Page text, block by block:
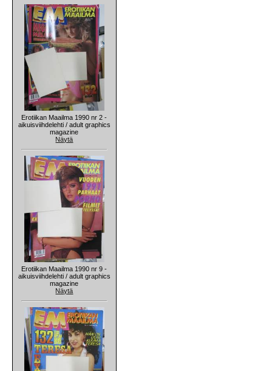
Erotiikan Maailma 1990 nr 2 -
aikuisviihdelehti / adult graphics
magazine
Näytä
Erotiikan Maailma 1990 nr 9 -
aikuisviihdelehti / adult graphics
magazine
Näytä